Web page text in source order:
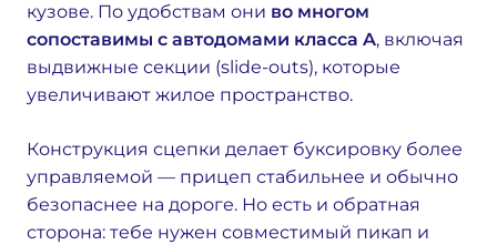
кузове. По удобствам они во многом
сопоставимы с автодомами класса A, включая
выдвижные секции (slide-outs), которые
увеличивают жилое пространство.
Конструкция сцепки делает буксировку более
управляемой — прицеп стабильнее и обычно
безопаснее на дороге. Но есть и обратная
сторона: тебе нужен совместимый пикап и